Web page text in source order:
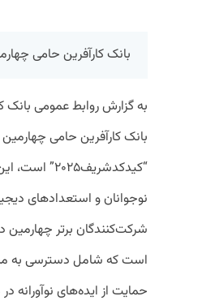
بانک کارآفرین حامی
به گزارش روابط عمومی بانک
بانک کارآفرین حامی
نوجوانان و استعدادهای
شرکت‌کنندگان برتر
است که شامل دسترسی به
حمایت از ایده‌های نوآورانه